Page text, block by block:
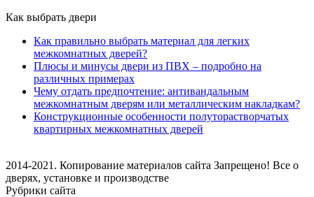
Как выбрать двери
Как правильно выбрать материал для легких
межкомнатных дверей?
Плюсы и минусы двери из ПВХ – подробно на
различных примерах
Чему отдать предпочтение: антивандальным
межкомнатным дверям или металлическим накладкам?
Конструкционные особенности полуторастворчатых
квартирных межкомнатных дверей
2014-2021. Копирование материалов сайта Запрещено! Все о
дверях, установке и производстве
Рубрики сайта